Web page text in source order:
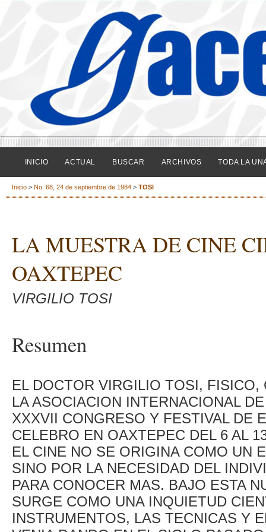
INICIO ACTUAL BUSCAR ARCHIVOS TODA LA
Inicio > No. 68, 24 de septiembre de 1984 > TOSI
LA MUESTRA DE CINE
OAXTEPEC
VIRGILIO TOSI
Resumen
EL DOCTOR VIRGILIO TOSI,
LA ASOCIACION INTERNACIONAL
XXXVII CONGRESO Y FESTIVAL DE
CELEBRO EN OAXTEPEC DEL 6 AL
EL CINE NO SE ORIGINA COMO UN
SINO POR LA NECESIDAD DEL
PARA CONOCER MAS. BAJO ESTA
SURGE COMO UNA INQUIETUD
INSTRUMENTOS, LAS TECNICAS Y